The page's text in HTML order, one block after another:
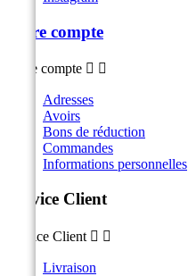
Votre compte
Votre compte  
Adresses
Avoirs
Bons de réduction
Commandes
Informations personnelles
Service Client
Service Client  
Livraison